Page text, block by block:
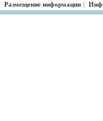
Размещение информации |